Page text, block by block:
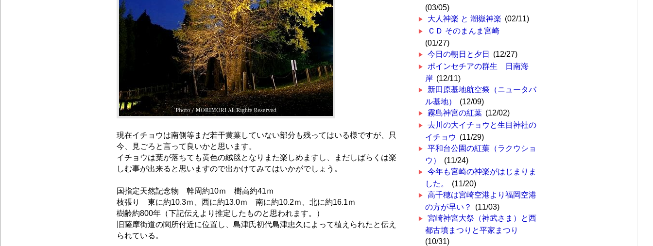
現在イチョウは南側等まだ若干黄葉していない部分も残ってはいる様ですが、只
今、見ごろと言って良いかと思います。
イチョウは葉が落ちても黄色の絨毯となりまた楽しめますし、まだしばらくは楽
しむ事が出来ると思いますので出かけてみてはいかがでしょう。
国指定天然記念物 幹周約10ｍ 樹高約41ｍ
枝張り 東に約10.3ｍ、西に約13.0ｍ 南に約10.2ｍ、北に約16.1ｍ
樹齢約800年（下記伝えより推定したものと思われます。）
旧薩摩街道の関所付近に位置し、島津氏初代島津忠久によって植えられたと伝え
られている。
(03/05)
大人神楽 と 潮嶽神楽 (02/11)
ＣＤ そのまんま宮崎
(01/27)
今日の朝日と夕日
(12/27)
ポインセチアの群生 日南海
岸 (12/11)
新田原基地航空祭（ニュータバ
ル基地）
(12/09)
霧島神宮の紅葉 (12/02)
去川の大イチョウと生目神社の
イチョウ (11/29)
平和台公園の紅葉（ラクウショ
ウ）
(11/24)
今年も宮崎の神楽がはじまりま
した。
(11/20)
高千穂は宮崎空港より福岡空港
の方が早い？
(11/03)
宮崎神宮大祭（神武さま）と西
都古墳まつりと平家まつり
(10/31)